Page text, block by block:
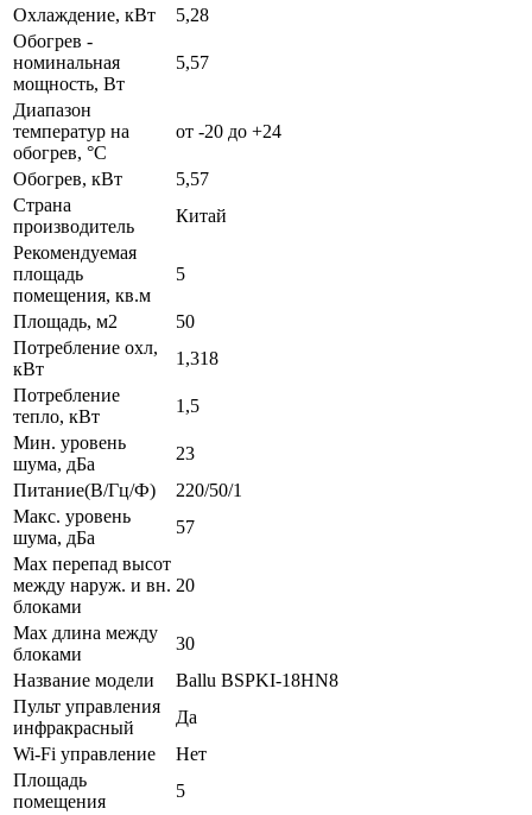
Охлаждение, кВт
5,28
Обогрев -
номинальная
мощность, Вт
5,57
Диапазон
температур на
обогрев, °C
от -20 до +24
Обогрев, кВт
5,57
Страна
производитель
Китай
Рекомендуемая
площадь
помещения, кв.м
5
Площадь, м2
50
Потребление охл,
кВт
1,318
Потребление
тепло, кВт
1,5
Мин. уровень
шума, дБа
23
Питание(В/Гц/Ф)
220/50/1
Макс. уровень
шума, дБа
57
Max перепад высот
между наруж. и вн.
блоками
20
Max длина между
блоками
30
Название модели
Ballu BSPKI-18HN8
Пульт управления
инфракрасный
Да
Wi-Fi управление
Нет
Площадь
помещения
5